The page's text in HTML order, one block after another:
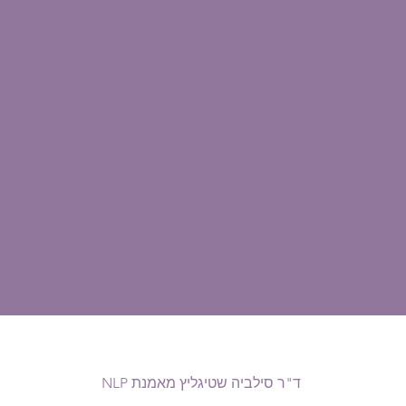
ד"ר סילביה שטיגליץ מאמנת NLP